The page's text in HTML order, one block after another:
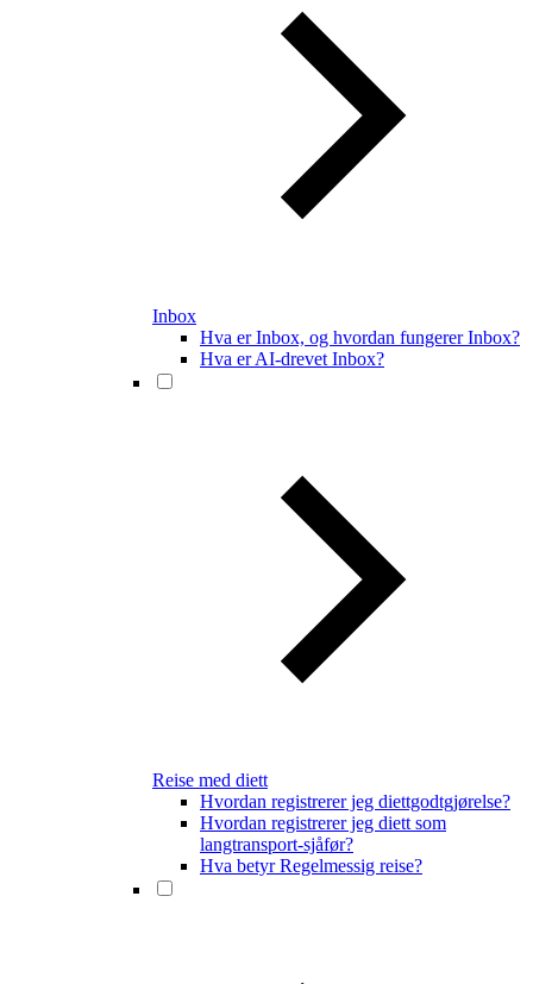
Inbox
Hva er Inbox, og hvordan fungerer Inbox?
Hva er AI-drevet Inbox?
Reise med diett
Hvordan registrerer jeg diettgodtgjørelse?
Hvordan registrerer jeg diett som
langtransport-sjåfør?
Hva betyr Regelmessig reise?